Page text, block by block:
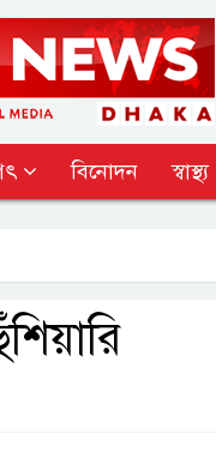
বিনোদন স্বাস্থ্য